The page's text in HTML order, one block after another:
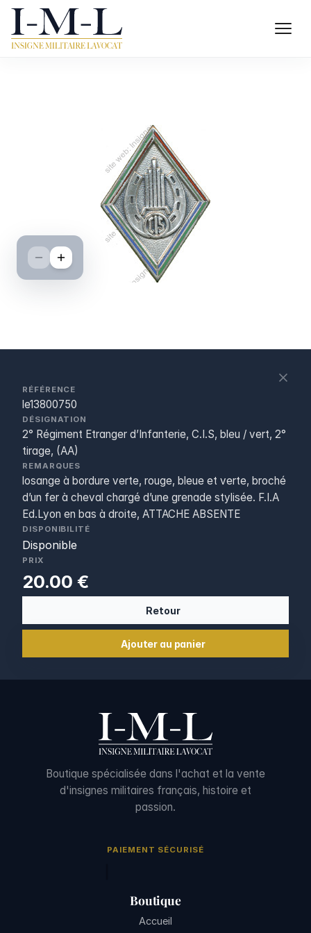
RÉFÉRENCE
le13800750
DÉSIGNATION
2° Régiment Etranger d’Infanterie, C.I.S, bleu / vert, 2°
tirage, (AA)
REMARQUES
losange à bordure verte, rouge, bleue et verte, broché
d’un fer à cheval chargé d’une grenade stylisée. F.I.A
Ed.Lyon en bas à droite, ATTACHE ABSENTE
DISPONIBILITÉ
Disponible
PRIX
20.00 €
Retour
Ajouter au panier
Boutique spécialisée dans l'achat et la vente
d'insignes militaires français, histoire et
passion.
PAIEMENT SÉCURISÉ
Boutique
Accueil